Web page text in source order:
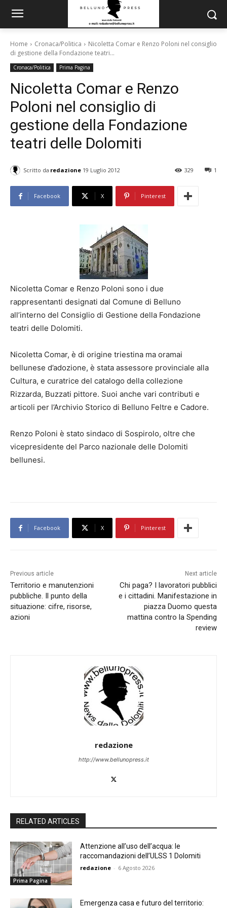
Home Cronaca/Politica
Nicoletta Comar e Renzo Poloni nel consiglio
di gestione della Fondazione teatri...
Cronaca/Politica Prima Pagina
Nicoletta Comar e Renzo
Poloni nel consiglio di
gestione della Fondazione
teatri delle Dolomiti
Scritto da redazione 19 Luglio 2012 1
329
Facebook X Pinterest
Nicoletta Comar e Renzo Poloni sono i due
rappresentanti designati dal Comune di Belluno
all’interno del Consiglio di Gestione della Fondazione
teatri delle Dolomiti.
Nicoletta Comar, è di origine triestina ma oramai
bellunese d’adozione, è stata assessore provinciale alla
Cultura, e curatrice del catalogo della collezione
Rizzarda, Buzzati pittore. Suoi anche vari contributi e
articoli per l’Archivio Storico di Belluno Feltre e Cadore.
Renzo Poloni è stato sindaco di Sospirolo, oltre che
vicepresidente del Parco nazionale delle Dolomiti
bellunesi.
Facebook X Pinterest
Previous article
Territorio e manutenzioni
pubbliche. Il punto della
situazione: cifre, risorse,
azioni
Next article
Chi paga? I lavoratori pubblici
e i cittadini. Manifestazione in
piazza Duomo questa
mattina contro la Spending
review
redazione
http://www.bellunopress.it
RELATED ARTICLES
Prima Pagina
Attenzione all’uso dell’acqua: le
raccomandazioni dell’ULSS 1 Dolomiti
redazione - 6 Agosto 2026
Emergenza casa e futuro del territorio: